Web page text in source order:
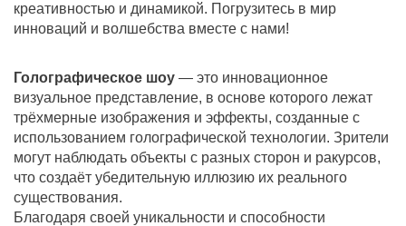
креативностью и динамикой. Погрузитесь в мир
инноваций и волшебства вместе с нами!
Голографическое шоу — это инновационное
визуальное представление, в основе которого лежат
трёхмерные изображения и эффекты, созданные с
использованием голографической технологии. Зрители
могут наблюдать объекты с разных сторон и ракурсов,
что создаёт убедительную иллюзию их реального
существования.
Благодаря своей уникальности и способности